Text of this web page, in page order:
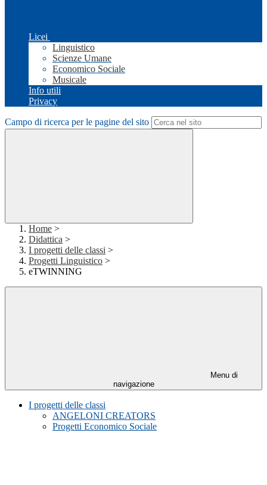
Licei
Linguistico
Scienze Umane
Economico Sociale
Musicale
Info utili
Privacy
Campo di ricerca per le pagine del sito
Home >
Didattica >
I progetti delle classi >
Progetti Linguistico >
eTWINNING
Menu di
navigazione
I progetti delle classi
ANGELONI CREATORS
Progetti Economico Sociale